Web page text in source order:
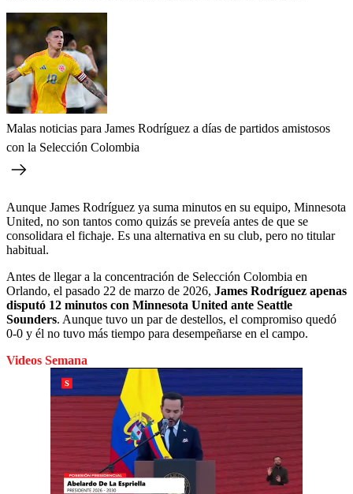
Malas noticias para James Rodríguez a días de partidos amistosos
con la Selección Colombia
Aunque James Rodríguez ya suma minutos en su equipo, Minnesota
United, no son tantos como quizás se preveía antes de que se
consolidara el fichaje. Es una alternativa en su club, pero no titular
habitual.
Antes de llegar a la concentración de Selección Colombia en
Orlando, el pasado 22 de marzo de 2026, James Rodríguez apenas
disputó 12 minutos con Minnesota United ante Seattle
Sounders. Aunque tuvo un par de destellos, el compromiso quedó
0-0 y él no tuvo más tiempo para desempeñarse en el campo.
Videos Semana